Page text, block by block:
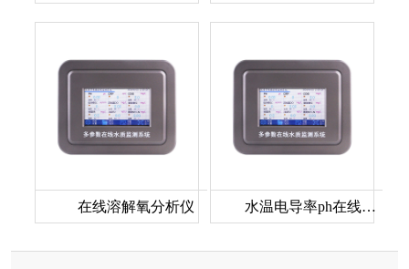
在线溶解氧分析仪 水温电导率ph在线分析仪